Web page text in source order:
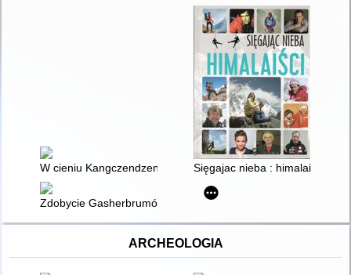
W cieniu Kangczendzengi Sięgajac nieba : himalaiści
Zdobycie Gasherbrumów
ARCHEOLOGIA